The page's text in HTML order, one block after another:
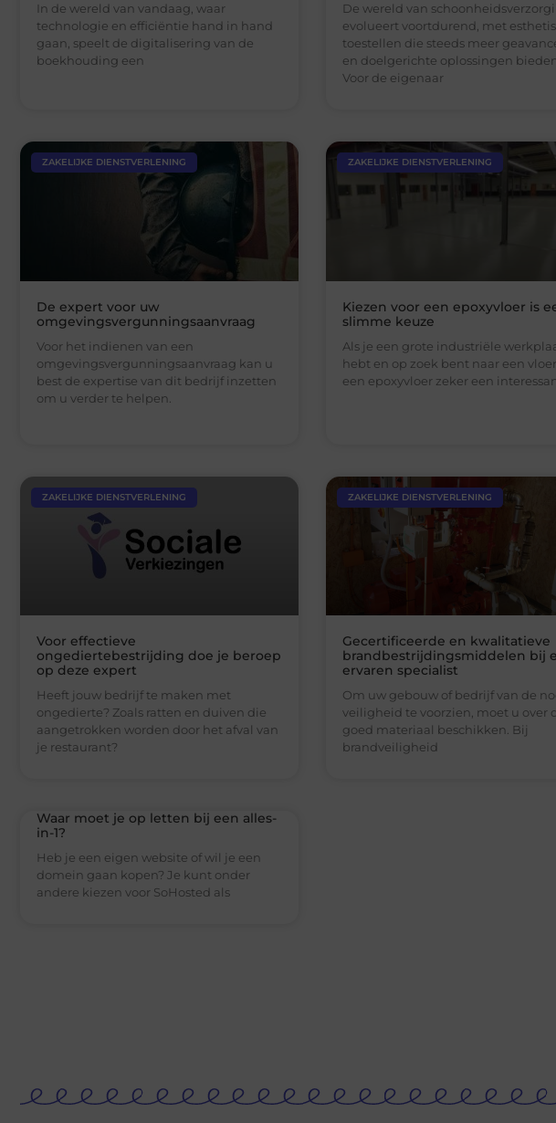
In de wereld van vandaag, waar
technologie en efficiëntie hand in hand
gaan, speelt de digitalisering van de
boekhouding een
De wereld van
evolueert voortdurend, met
toestellen die steeds meer
en doelgerichte oplossingen
Voor de eigenaar
ZAKELIJKE DIENSTVERLENING
De expert voor uw
omgevingsvergunningsaanvraag
Voor het indienen van een
omgevingsvergunningsaanvraag kan u
best de expertise van dit bedrijf inzetten
om u verder te helpen.
ZAKELIJKE DIENSTVERLENING
Kiezen voor een epoxyvloer is
slimme keuze
Als je een grote industriële
hebt en op zoek bent naar een
een epoxyvloer zeker een
ZAKELIJKE DIENSTVERLENING
Voor effectieve
ongediertebestrijding doe je beroep
op deze expert
Heeft jouw bedrijf te maken met
ongedierte? Zoals ratten en duiven die
aangetrokken worden door het afval van
je restaurant?
ZAKELIJKE DIENSTVERLENING
Gecertificeerde en kwalitatieve
brandbestrijdingsmiddelen bij
ervaren specialist
Om uw gebouw of bedrijf van de
veiligheid te voorzien, moet u over
goed materiaal beschikken. Bij
brandveiligheid
Waar moet je op letten bij een alles-
in-1?
Heb je een eigen website of wil je een
domein gaan kopen? Je kunt onder
andere kiezen voor SoHosted als